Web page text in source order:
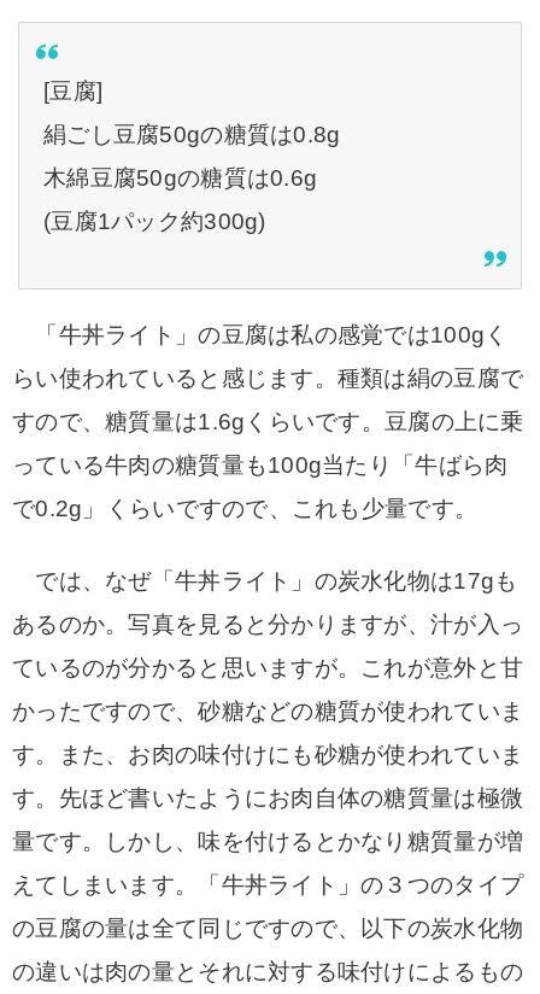
[豆腐]
絹ごし豆腐50gの糖質は0.8g
木綿豆腐50gの糖質は0.6g
(豆腐1パック約300g)
「牛丼ライト」の豆腐は私の感覚では100gく
らい使われていると感じます。種類は絹の豆腐で
すので、糖質量は1.6gくらいです。豆腐の上に乗
っている牛肉の糖質量も100g当たり「牛ばら肉
で0.2g」くらいですので、これも少量です。
では、なぜ「牛丼ライト」の炭水化物は17gも
あるのか。写真を見ると分かりますが、汁が入っ
ているのが分かると思いますが。これが意外と甘
かったですので、砂糖などの糖質が使われていま
す。また、お肉の味付けにも砂糖が使われていま
す。先ほど書いたようにお肉自体の糖質量は極微
量です。しかし、味を付けるとかなり糖質量が増
えてしまいます。「牛丼ライト」の３つのタイプ
の豆腐の量は全て同じですので、以下の炭水化物
の違いは肉の量とそれに対する味付けによるもの